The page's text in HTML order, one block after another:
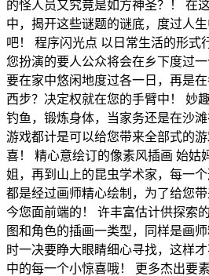
的怪人员又究竟是如方神圣？！ 在
中，揭开这些谜题的谜底，度过人
吧！ 程序闪光点 以日常生活的形式
您扮演的要人公众将会在乡下度过
要在家中悠闲地度过各一日，再是
西步？决定权就在您的手臂中！ 妙
钓鱼，锻炼身体，当家务还是在沙
游戏都计是可以给您带来全部式的
喜！ 精心意绘订的像素风插画 始姑
姐，再到山上的昆虫学术家，每一
都是经过画师精心绘制，为了给您
今您面前端的！ 许丰富估计供探索
图和角色的插画一类型，同样是画
时一决要睁大眼睛细心寻找，这样
中的每一个小惊喜哦！ 更多杰出要